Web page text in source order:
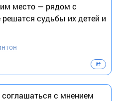
место — рядом с
судьбы их детей и
с мнением